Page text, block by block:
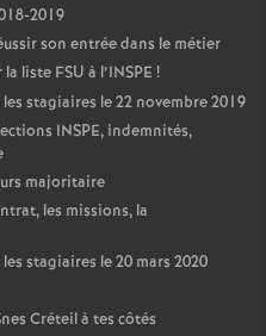
2019
son entrée dans le métier
la liste FSU à l’INSPE !
stagiaires le 22 novembre 2019
INSPE, indemnités,
majoritaire
les missions, la
stagiaires le 20 mars 2020
Créteil à tes côtés